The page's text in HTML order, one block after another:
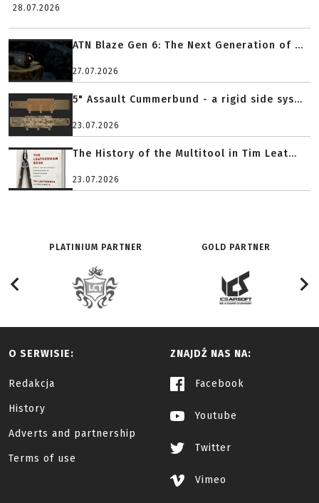
28.07.2026
ATN Blaze Gen 6: The Next Generation of ...
27.07.2026
5" Assault Cummerbund - a rigid side sys...
23.07.2026
The History of the Multitool in Tim Leat...
23.07.2026
PLATINIUM PARTNER GOLD PARTNER
O SERWISIE:
Redakcja
History
Adverts and partnership
Terms of use
ZNAJDŹ NAS NA:
Facebook
Youtube
Twitter
Vimeo